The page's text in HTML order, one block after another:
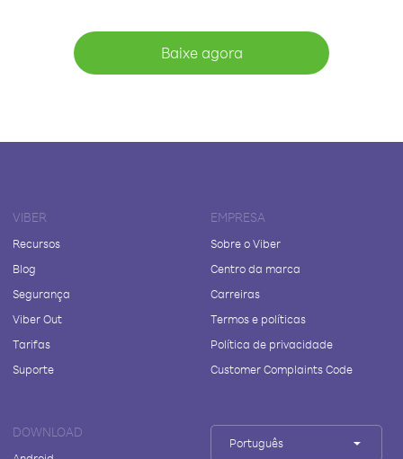
Baixe agora
VIBER
Recursos
Blog
Segurança
Viber Out
Tarifas
Suporte
EMPRESA
Sobre o Viber
Centro da marca
Carreiras
Termos e políticas
Política de privacidade
Customer Complaints Code
DOWNLOAD
Português